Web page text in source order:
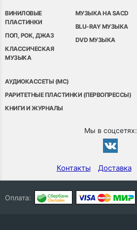
ВИНИЛОВЫЕ
ПЛАСТИНКИ
ПОП, РОК, ДЖАЗ
КЛАССИЧЕСКАЯ
МУЗЫКА
МУЗЫКА НА SACD
BLU-RAY МУЗЫКА
DVD МУЗЫКА
АУДИОКАССЕТЫ (MC)
РАРИТЕТНЫЕ ПЛАСТИНКИ (ПЕРВОПРЕССЫ)
КНИГИ И ЖУРНАЛЫ
Мы в соцсетях:
Контакты Доставка
Оплата: